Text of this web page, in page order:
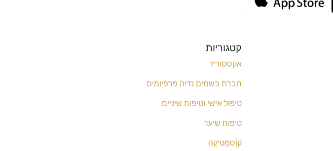
קטגוריות
אקססוריז
חברת בשמים נדיה פרפיומים
טיפול אישי וטיפוח שיניים
טיפוח שיער
קוֹסמֵטִיקָה